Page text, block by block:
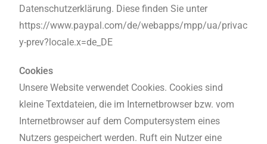
Datenschutzerklärung. Diese finden Sie unter
https://www.paypal.com/de/webapps/mpp/ua/privac
y-prev?locale.x=de_DE
Cookies
Unsere Website verwendet Cookies. Cookies sind
kleine Textdateien, die im Internetbrowser bzw. vom
Internetbrowser auf dem Computersystem eines
Nutzers gespeichert werden. Ruft ein Nutzer eine